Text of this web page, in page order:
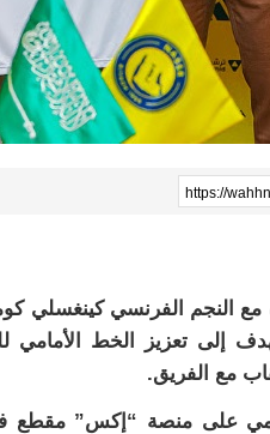
https://
النجم الفرنسي كينغسلي
إلى تعزيز الخط الأمامي
مع الفريق.
على منصة “إكس” مقطع